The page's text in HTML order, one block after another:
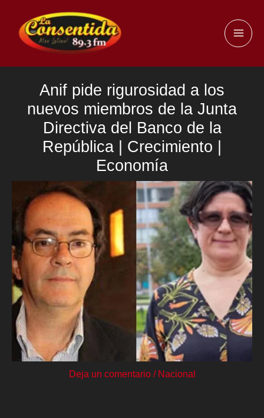
contenido
Anif pide rigurosidad a los
nuevos miembros de la Junta
Directiva del Banco de la
República | Crecimiento |
Economía
Deja un comentario / Nacional